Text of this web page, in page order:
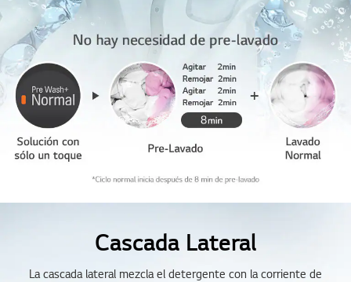
Cascada Lateral
La cascada lateral mezcla el detergente con la corriente de